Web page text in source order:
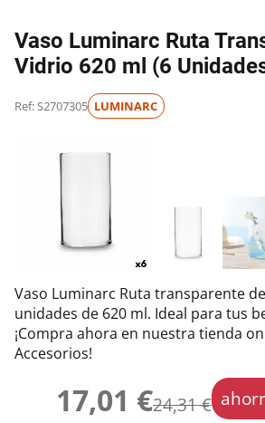
Vaso Luminarc Ruta
Vidrio 620 ml (6
Ref: S2707305 LUMINARC
Vaso Luminarc Ruta transparente
unidades de 620 ml. Ideal para tus
¡Compra ahora en nuestra tienda
Accesorios!
17,01 €24,31 €